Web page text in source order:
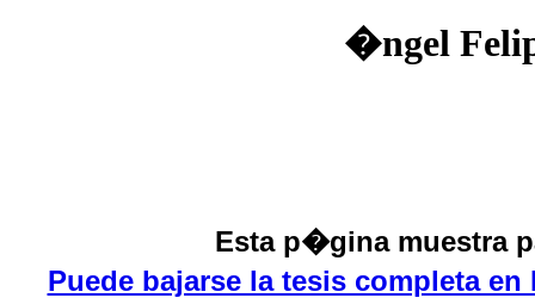
�ngel
Esta p�gina muestra
Puede bajarse la tesis completa